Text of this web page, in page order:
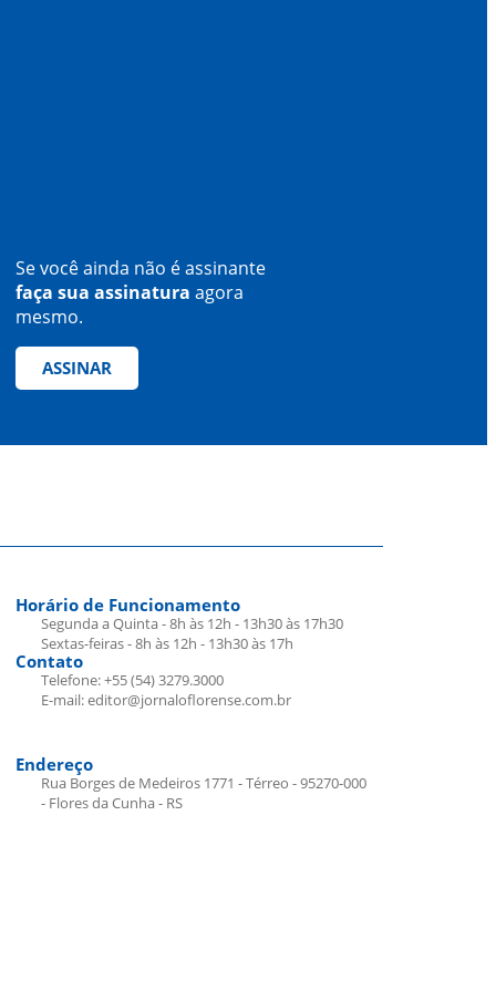
Se você ainda não é assinante
faça sua assinatura agora
mesmo.
ASSINAR
Horário de Funcionamento
Segunda a Quinta - 8h às 12h - 13h30 às 17h30
Sextas-feiras - 8h às 12h - 13h30 às 17h
Contato
Telefone: +55 (54) 3279.3000
E-mail: editor@jornaloflorense.com.br
Endereço
Rua Borges de Medeiros 1771 - Térreo - 95270-000
- Flores da Cunha - RS